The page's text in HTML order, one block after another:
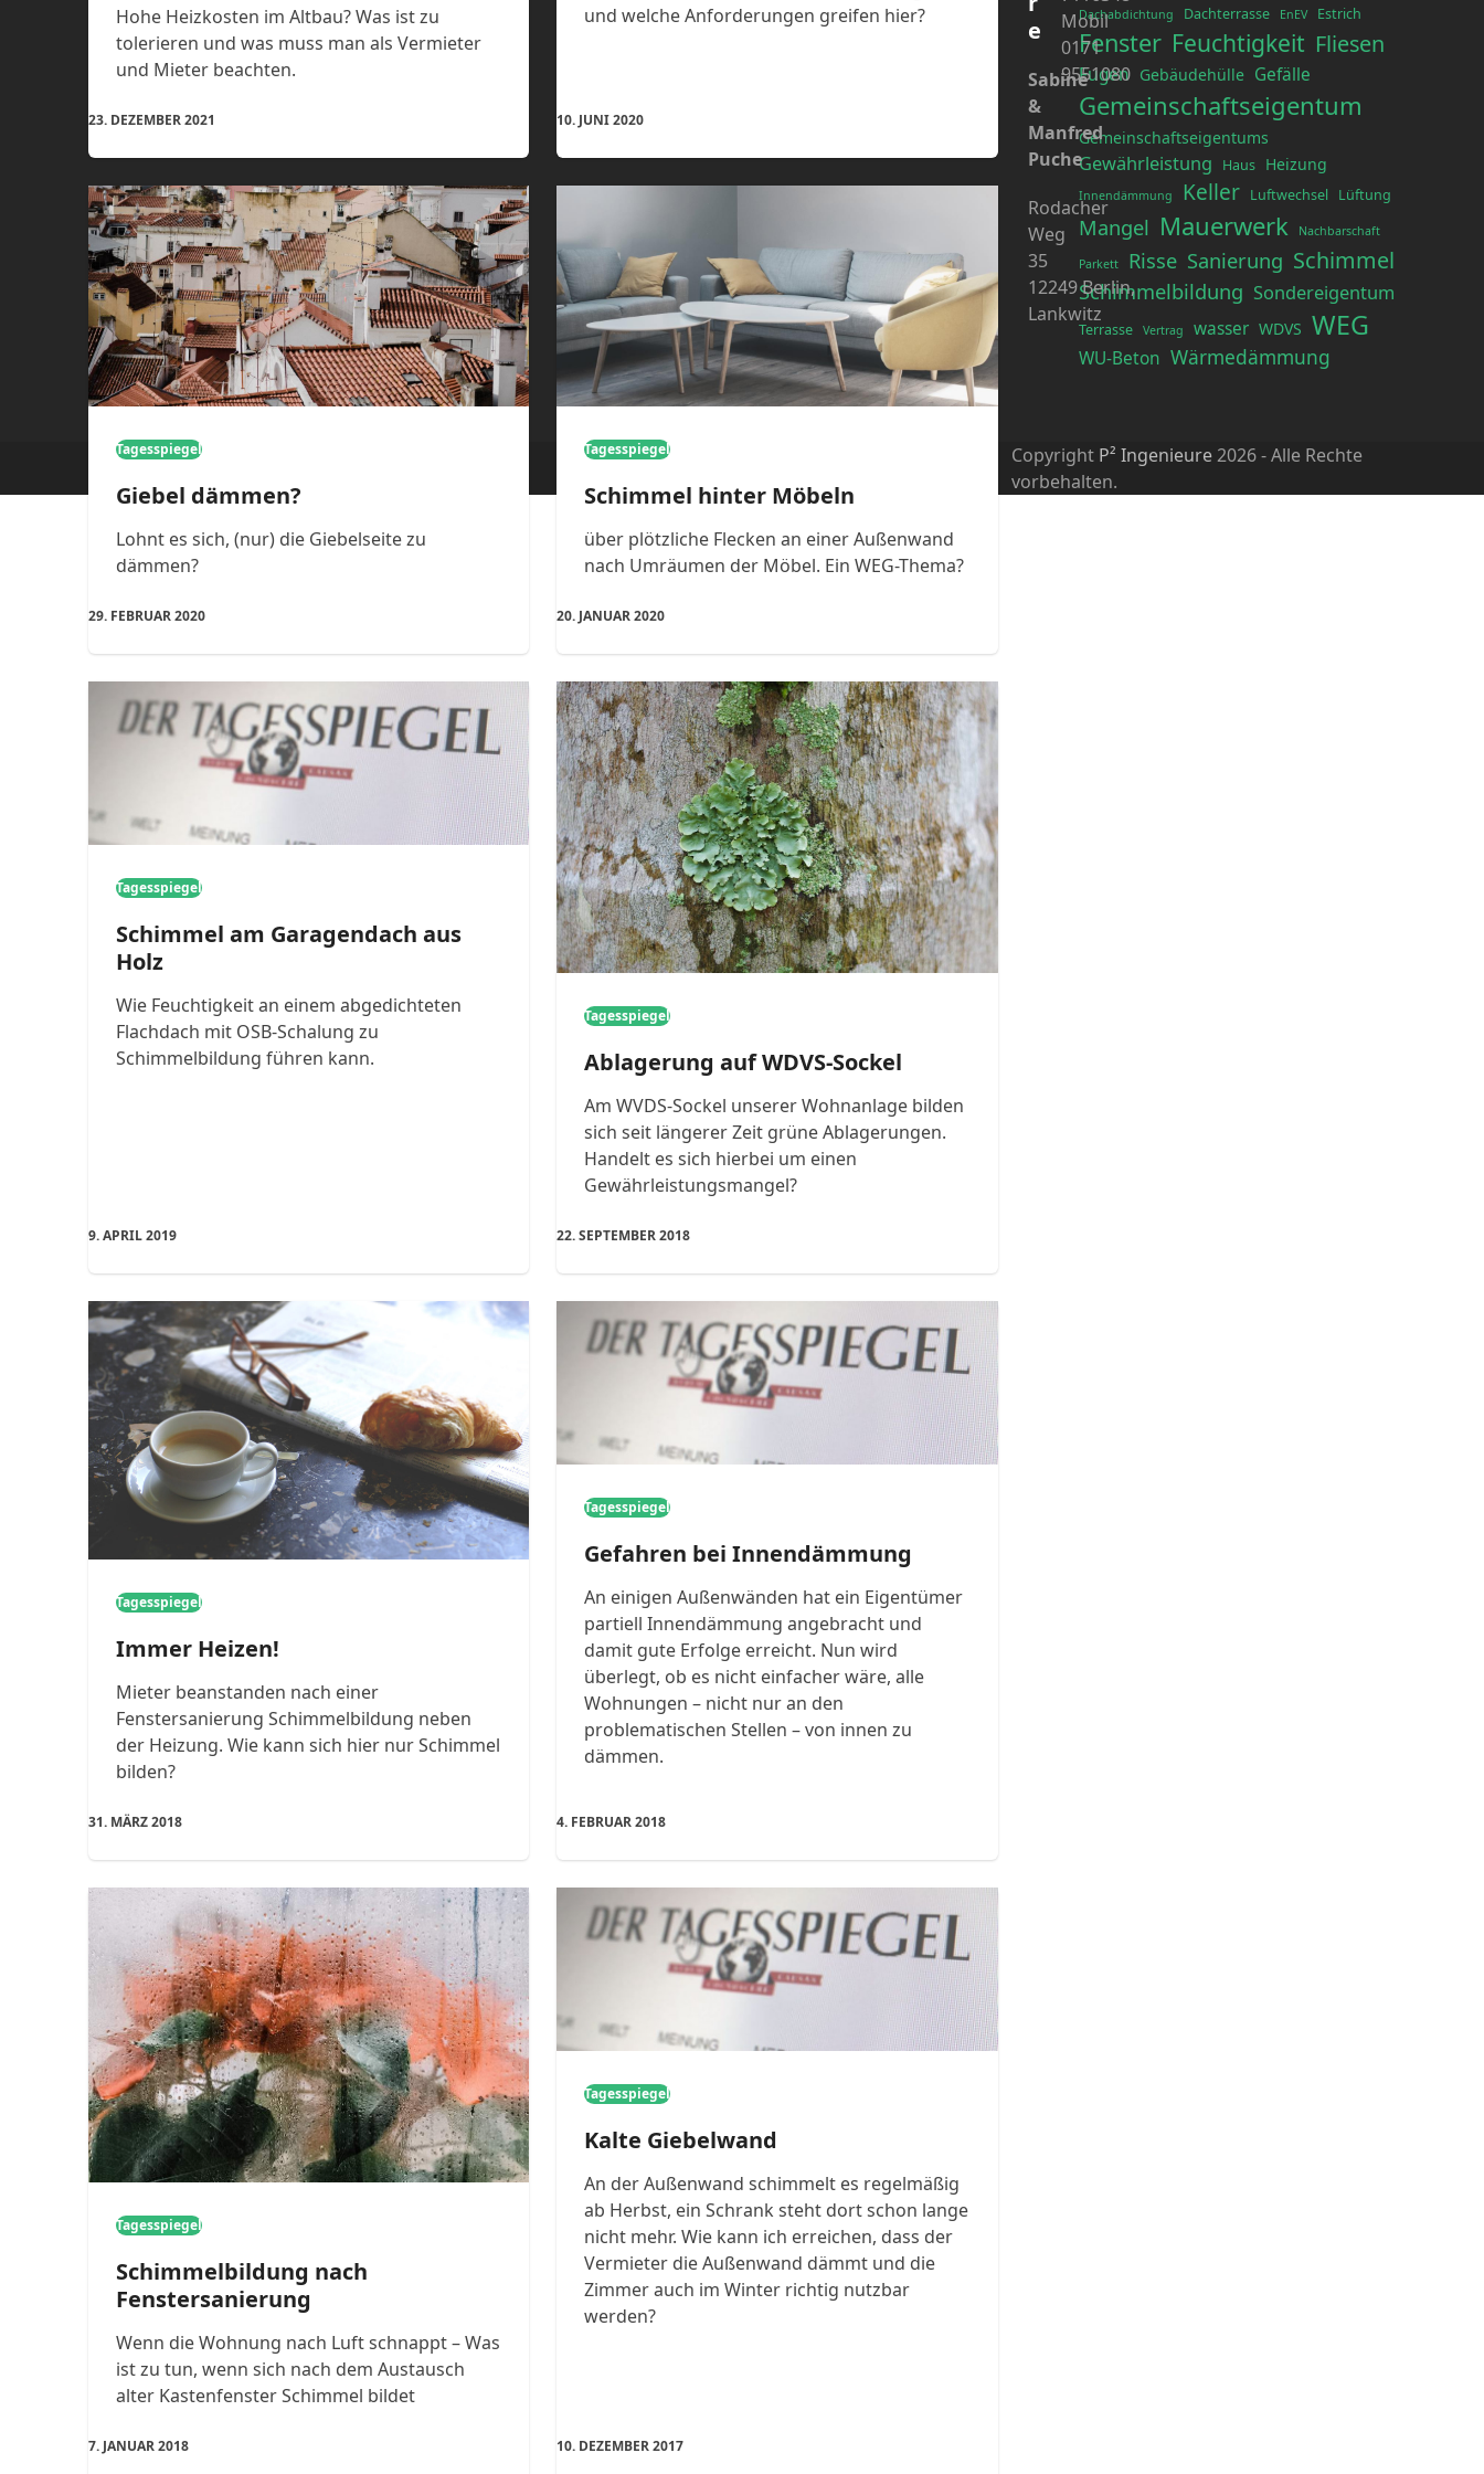
Hohe Heizkosten im Altbau? Was ist zu
tolerieren und was muss man als Vermieter
und Mieter beachten.
23. DEZEMBER 2021
und welche Anforderungen greifen hier?
10. JUNI 2020
Tagesspiegel
Giebel dämmen?
Lohnt es sich, (nur) die Giebelseite zu
dämmen?
29. FEBRUAR 2020
Tagesspiegel
Schimmel hinter Möbeln
über plötzliche Flecken an einer Außenwand
nach Umräumen der Möbel. Ein WEG-Thema?
20. JANUAR 2020
Tagesspiegel
Schimmel am Garagendach aus
Holz
Wie Feuchtigkeit an einem abgedichteten
Flachdach mit OSB-Schalung zu
Schimmelbildung führen kann.
9. APRIL 2019
Tagesspiegel
Ablagerung auf WDVS-Sockel
Am WVDS-Sockel unserer Wohnanlage bilden
sich seit längerer Zeit grüne Ablagerungen.
Handelt es sich hierbei um einen
Gewährleistungsmangel?
22. SEPTEMBER 2018
Tagesspiegel
Immer Heizen!
Mieter beanstanden nach einer
Fenstersanierung Schimmelbildung neben
der Heizung. Wie kann sich hier nur Schimmel
bilden?
31. MÄRZ 2018
Tagesspiegel
Gefahren bei Innendämmung
An einigen Außenwänden hat ein Eigentümer
partiell Innendämmung angebracht und
damit gute Erfolge erreicht. Nun wird
überlegt, ob es nicht einfacher wäre, alle
Wohnungen – nicht nur an den
problematischen Stellen – von innen zu
dämmen.
4. FEBRUAR 2018
Tagesspiegel
Schimmelbildung nach
Fenstersanierung
Wenn die Wohnung nach Luft schnappt – Was
ist zu tun, wenn sich nach dem Austausch
alter Kastenfenster Schimmel bildet
7. JANUAR 2018
Tagesspiegel
Kalte Giebelwand
An der Außenwand schimmelt es regelmäßig
ab Herbst, ein Schrank steht dort schon lange
nicht mehr. Wie kann ich erreichen, dass der
Vermieter die Außenwand dämmt und die
Zimmer auch im Winter richtig nutzbar
werden?
10. DEZEMBER 2017
Dachabdichtung
Dachterrasse EnEV Estrich
Fenster Feuchtigkeit Fliesen
Fugen Gebäudehülle Gefälle
Gemeinschaftseigentum
Gemeinschaftseigentums
Gewährleistung Haus Heizung
Innendämmung Keller Luftwechsel Lüftung
Mangel Mauerwerk Nachbarschaft
Parkett Risse Sanierung Schimmel
Schimmelbildung Sondereigentum
Terrasse Vertrag wasser WDVS WEG
WU-Beton Wärmedämmung
e
Sabine
&
Manfred
Puche
Rodacher
Weg
35
12249 Berlin,
Lankwitz
Mobil
0171
9551080
Copyright P² Ingenieure2026 - Alle Rechte
vorbehalten.